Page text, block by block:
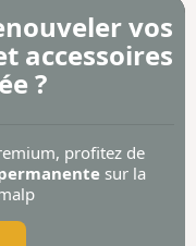
vos
accessoires
?
profitez de
sur la